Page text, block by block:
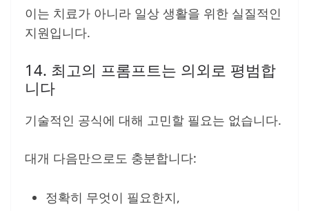
이는 치료가 아니라 일상 생활을 위한 실질적인
지원입니다.
14. 최고의 프롬프트는 의외로 평범합
니다
기술적인 공식에 대해 고민할 필요는 없습니다.
대개 다음만으로도 충분합니다:
정확히 무엇이 필요한지,